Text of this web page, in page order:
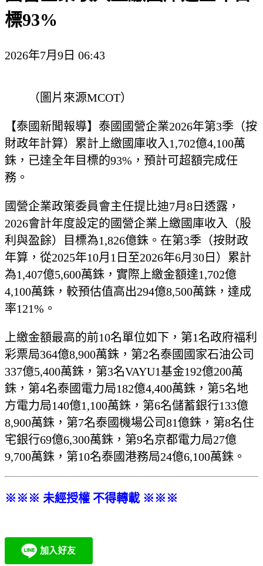
標93%
2026年7月9日 06:43
（圖片來源MCOT）
【泰國新聞報導】泰國國營企業2026年第3季（按
財政年計算）累計上繳國庫收入1,702億4,100萬
銖，已達全年目標的93%，預計可超額完成任
務。
國營企業政策委員會主任提比迪7月8日透露，
2026會計年度設定的國營企業上繳國庫收入（股
利與盈餘）目標為1,826億銖。在第3季（按財政
年算，從2025年10月1日至2026年6月30日）累計
為1,407億5,600萬銖，實際上繳金額達1,702億
4,100萬銖，較預估值高出294億8,500萬銖，達成
率121%。
上繳金額最高的前10名單位如下，第1名政府福利
彩票局364億8,900萬銖，第2名泰國國家石油公司
337億5,400萬銖，第3名VAYU1基金192億200萬
銖，第4名泰國電力局182億4,400萬銖，第5名地
方電力局140億1,100萬銖，第6名儲蓄銀行133億
8,900萬銖，第7名泰國機場公司81億銖，第8名住
宅銀行69億6,300萬銖，第9名京都電力局27億
9,700萬銖，第10名泰國港務局24億6,100萬銖。
※※※ 未經授權 不得轉載 ※※※